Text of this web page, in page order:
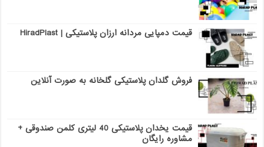
قیمت دمپایی مردانه ارزان پلاستیکی | HiradPlast
فروش گلدان پلاستیکی گلخانه به صورت آنلاین
قیمت یخدان پلاستیکی 40 لیتری کلمن صندوقی +
مشاوره رایگان